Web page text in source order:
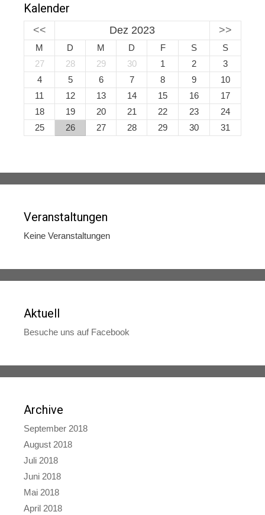
Kalender
<< Dez 2023 >>
M D M D F S
S
27
28 29 30 1 2
3
4
5 6 7 8 9
10
11
12 13 14 15 16
17
18
19 20 21 22 23
24
25
26 27 28 29 30 31
Veranstaltungen
Keine Veranstaltungen
Aktuell
Besuche uns auf Facebook
Archive
September 2018
August 2018
Juli 2018
Juni 2018
Mai 2018
April 2018